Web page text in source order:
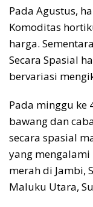
Pada Agustus,
Komoditas
harga.
Secara Spasial
bervariasi
Pada minggu ke
bawang dan
secara spasial
yang
merah di Jambi,
Maluku Utara,